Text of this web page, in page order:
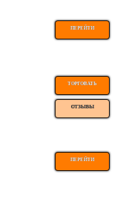
ПЕРЕЙТИ
ТОРГОВАТЬ
ОТЗЫВЫ
ПЕРЕЙТИ